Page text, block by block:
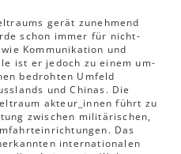
gerät zu­nehmend
schon immer für nicht­
Kommunikation und
ist er jedoch zu einem um­
bedrohten Umfeld
und Chinas. Die
akteur_innen führt zu
zwischen militärischen,
Das
internationalen